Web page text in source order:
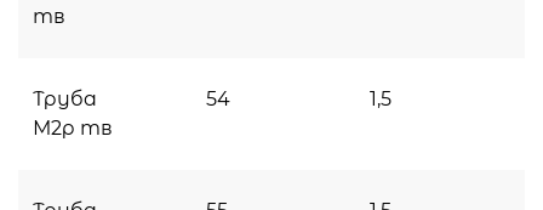
тв
Труба
М2р тв
54 1,5